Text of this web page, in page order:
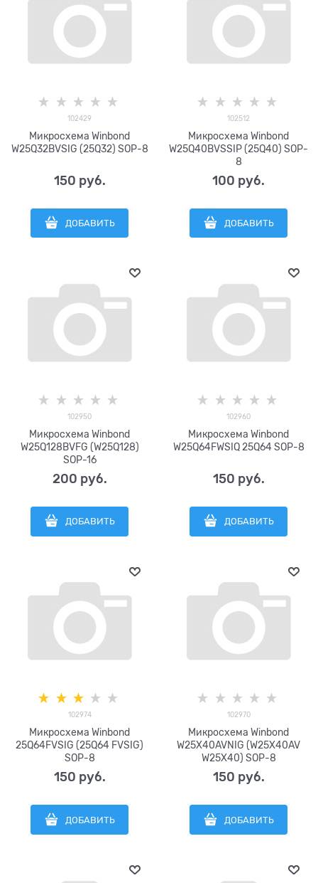
102429
Микросхема Winbond
W25Q32BVSIG (25Q32) SOP-8
150 руб.
ДОБАВИТЬ
102512
Микросхема Winbond
W25Q40BVSSIP (25Q40) SOP-
8
100 руб.
ДОБАВИТЬ
102950
Микросхема Winbond
W25Q128BVFG (W25Q128)
SOP-16
200 руб.
ДОБАВИТЬ
102960
Микросхема Winbond
W25Q64FWSIQ 25Q64 SOP-8
150 руб.
ДОБАВИТЬ
102974
Микросхема Winbond
25Q64FVSIG (25Q64 FVSIG)
SOP-8
150 руб.
ДОБАВИТЬ
102970
Микросхема Winbond
W25X40AVNIG (W25X40AV
W25X40) SOP-8
150 руб.
ДОБАВИТЬ